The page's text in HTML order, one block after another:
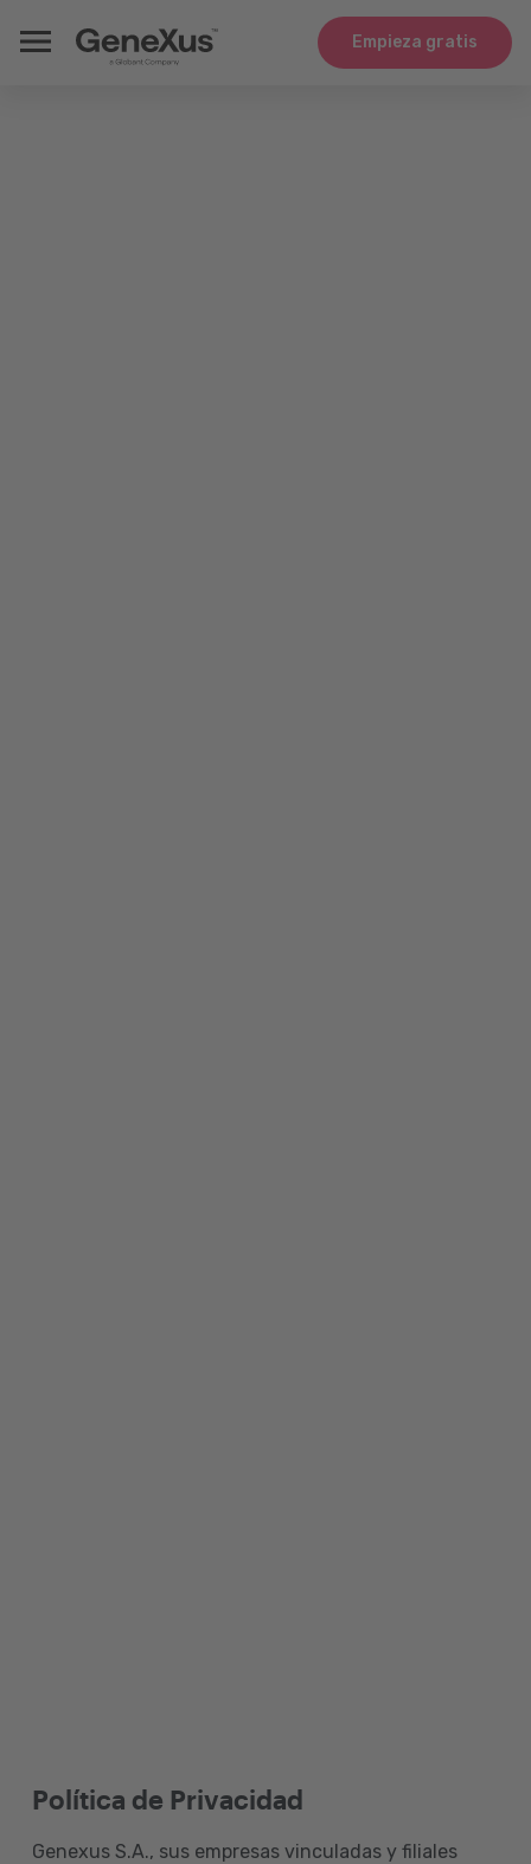
Empieza gratis
Política de Privacidad
Genexus S.A., sus empresas vinculadas y filiales